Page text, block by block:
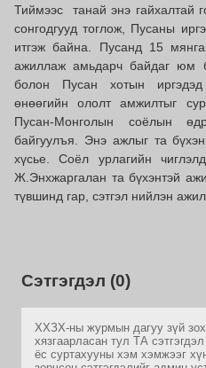
Тиймээс танай энэ гайхалтай
сонгодгууд тоглож, Пусаны
итгэж байна. Пусанд 15
ажиллаж амьдарч байдаг юм
болон Пусан хотын
өнөөгийн ололт амжилтыг
Пусан-Монголын соёлын
байгуулъя. Энэ ажлыг та
хүсье. Соёл урлагийн
Ж.Энхжаргалан та бүхэнтэй
түвшинд гар, сэтгэл нийлэн
Сэтгэгдэл (0)
ХХЗХ-ны журмын дагуу зүй
хязгаарласан тул ТА
ёс суртахууны хэм хэмжээг